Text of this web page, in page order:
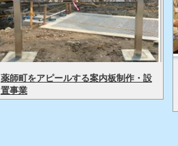
薬師町をアピールする案内板制作・設
置事業